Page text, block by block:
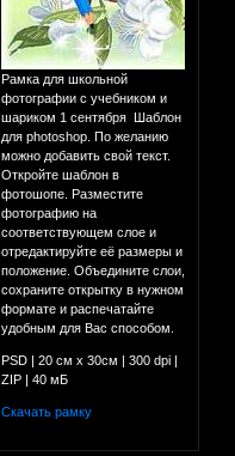
Рамка для школьной
фотографии с учебником и
шариком 1 сентября Шаблон
для photoshop. По желанию
можно добавить свой текст.
Откройте шаблон в
фотошопе. Разместите
фотографию на
соответствующем слое и
отредактируйте её размеры и
положение. Объедините слои,
сохраните открытку в нужном
формате и распечатайте
удобным для Вас способом.
PSD | 20 см х 30см | 300 dpi |
ZIP | 40 мБ
Скачать рамку